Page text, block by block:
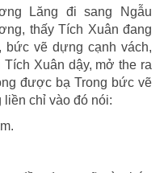
Lăng đi sang Ngẫu
thấy Tích Xuân đang
bức vẽ dựng cạnh vách,
Xuân dậy, mở the ra
được bạ Trong bức vẽ
chỉ vào đó nói: